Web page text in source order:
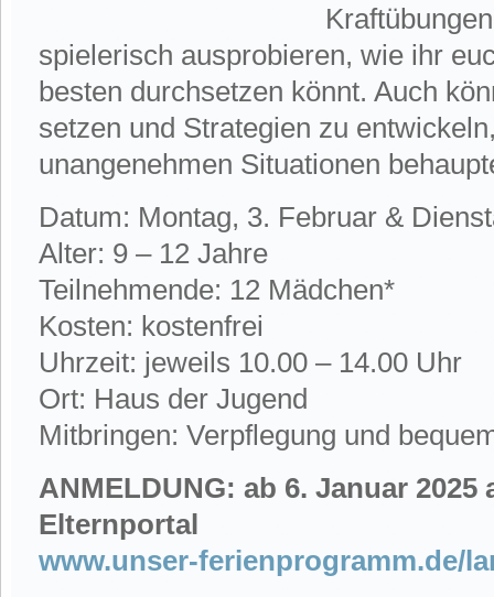
spielerisch ausprobieren, wie ihr
besten durchsetzen könnt. Auch
setzen und Strategien zu
unangenehmen Situationen
Datum: Montag, 3. Februar &
Alter: 9 – 12 Jahre
Teilnehmende: 12 Mädchen*
Kosten: kostenfrei
Uhrzeit: jeweils 10.00 – 14.00 Uhr
Ort: Haus der Jugend
Mitbringen: Verpflegung und
ANMELDUNG: ab 6. Januar 2025
Elternportal
www.unser-ferienprogramm.de/